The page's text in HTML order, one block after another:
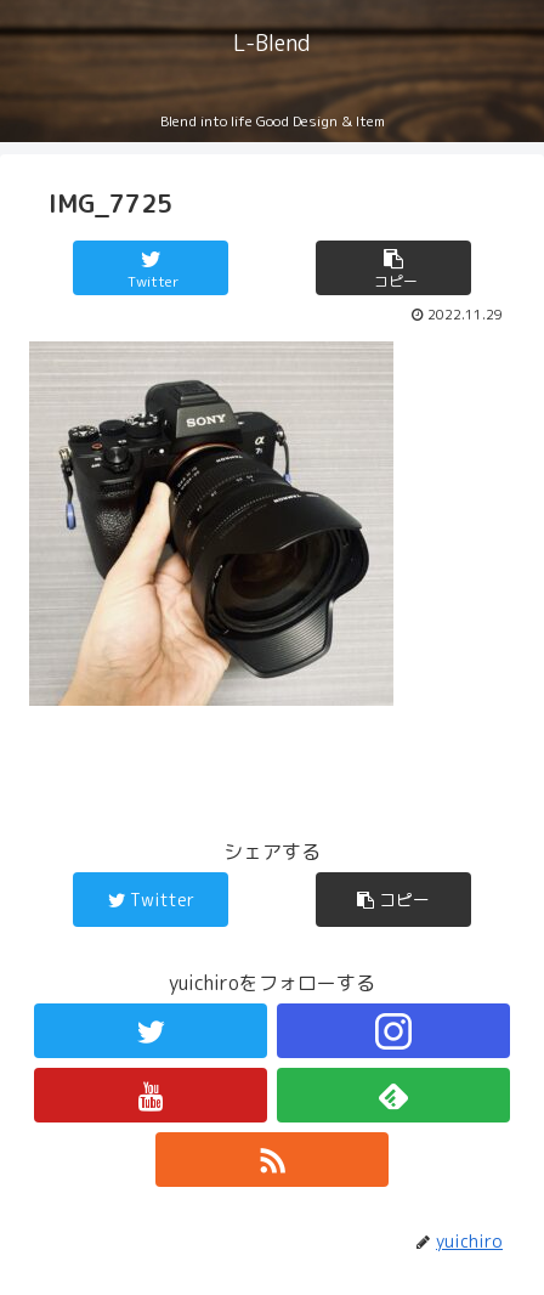
L-Blend
Blend into life Good Design & Item
IMG_7725
Twitter コピー
2022.11.29
シェアする
Twitter コピー
yuichiroをフォローする
yuichiro